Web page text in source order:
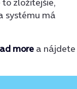
systému má
more a nájdete